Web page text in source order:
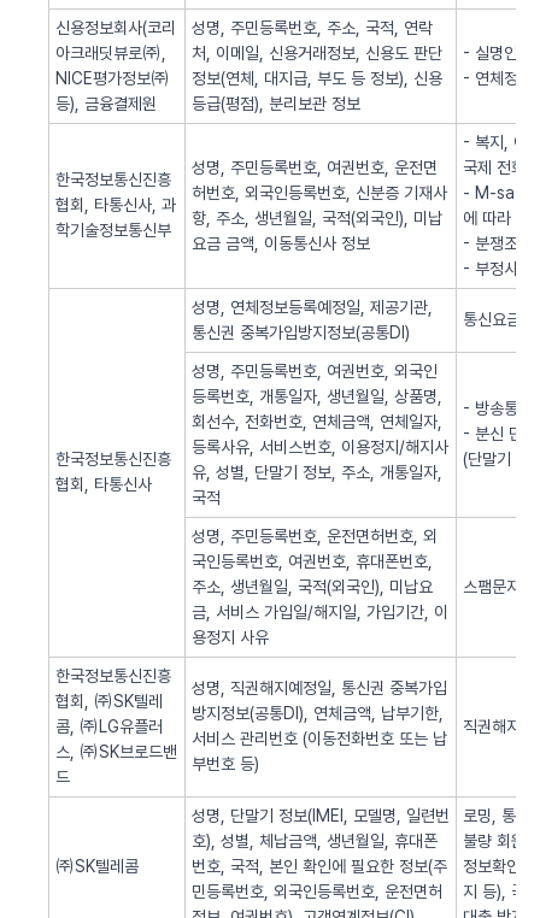
신용정보회사(코리
아크래딧뷰로㈜,
NICE평가정보㈜
등), 금융결제원
성명, 주민등록번호, 주소, 국적, 연락
처, 이메일, 신용거래정보, 신용도 판단
정보(연체, 대지급, 부도 등 정보), 신용
등급(평점), 분리보관 정보
- 실명인증
- 연체정보
한국정보통신진흥
협회, 타통신사, 과
학기술정보통신부
성명, 주민등록번호, 여권번호, 운전면
허번호, 외국인등록번호, 신분증 기재사
항, 주소, 생년월일, 국적(외국인), 미납
요금 금액, 이동통신사 정보
- 복지, 이
국제 전화
- M-safer
에 따라
- 분쟁조정
- 부정사용
한국정보통신진흥
협회, 타통신사
성명, 연체정보등록예정일, 제공기관,
통신권 중복가입방지정보(공통DI)
통신요금
성명, 주민등록번호, 여권번호, 외국인
등록번호, 개통일자, 생년월일, 상품명,
회선수, 전화번호, 연체금액, 연체일자,
등록사유, 서비스번호, 이용정지/해지사
유, 성별, 단말기 정보, 주소, 개통일자,
국적
- 방송통신
- 분신 단
(단말기 분
성명, 주민등록번호, 운전면허번호, 외
국인등록번호, 여권번호, 휴대폰번호,
주소, 생년월일, 국적(외국인), 미납요
금, 서비스 가입일/해지일, 가입기간, 이
용정지 사유
스팸문자
한국정보통신진흥
협회, ㈜SK텔레
콤, ㈜LG유플러
스, ㈜SK브로드밴
드
성명, 직권해지예정일, 통신권 중복가입
방지정보(공통DI), 연체금액, 납부기한,
서비스 관리번호 (이동전화번호 또는 납
부번호 등)
직권해지
㈜SK텔레콤
성명, 단말기 정보(IMEI, 모델명, 일련번
호), 성별, 체납금액, 생년월일, 휴대폰
번호, 국적, 본인 확인에 필요한 정보(주
민등록번호, 외국인등록번호, 운전면허
로밍, 통화
불량 회원
정보확인,
지 등), 국